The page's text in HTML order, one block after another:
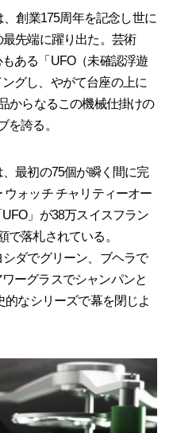
創業175周年を記念し世に
先端に躍り出た。芸術
ある「UFO（未確認浮遊
グし、やがて台座の上に
からなるこの機械仕掛けの
を誇る。
最初の75個が瞬く間に完
ォッチ チャリティーオー
」が38万スイスフラン
で落札されている。
シダでグリーン、ブヘラで
ーグラスでシャンパンと
的なシリーズで幕を閉じよ